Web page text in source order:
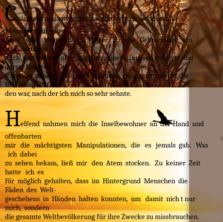
Charmant und unverblumt weihten mich wundervolle
Menschen auf einer
Insel weit draußen im Meer in die Geheimnisse ein,
was konkret
mich von außen, aber auch in meinem Inneren steuerte und
daran hinderte,
ich selbst zu sein. Ich sollte erfahren, dass genau darin die
Befreiung zu fin-
den war, nach der ich mich so sehr sehnte.
Helfend nahmen mich die Inselbewohner an die Hand und
offenbarten
mir die mächtigsten Manipulationen, die es jemals gab. Was
ich dabei
zu sehen bekam, ließ mir den Atem stocken. Zu keiner Zeit
hatte ich es
für möglich gehalten, dass im Hintergrund Menschen die
Fäden des Welt-
geschehens in Händen halten konnten, um damit nich t nur
mich, sondern
die gesamte Weltbevölkerung für ihre Zwecke zu missbrauchen.